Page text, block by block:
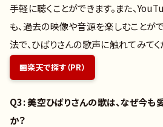
手軽に聴くことができます。また、
も、過去の映像や音源を楽しむことが
法で、ひばりさんの歌声に触れてみてく
楽天で探す（PR）
Q3: 美空ひばりさんの歌は、なぜ今も
か？